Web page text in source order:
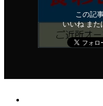
この記
いいね また